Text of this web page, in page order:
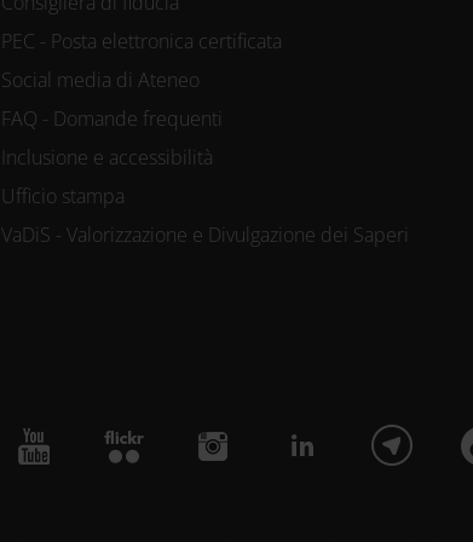
PEC - Posta elettronica certificata
Social media di Ateneo
FAQ - Domande frequenti
Inclusione e accessibilità
Ufficio stampa
VaDiS - Valorizzazione e Divulgazione dei Saperi